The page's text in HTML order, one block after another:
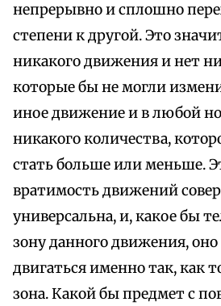
непрерывно и сплошно
степени к другой. Это
никакого движения и нет
которые бы не могли
иное движение и в любой
никакого количества,
стать больше или меньше.
вратимость движений
универсальна, и, какое бы
зону данного движения,
двигаться именно так, как
зона. Какой бы предмет с